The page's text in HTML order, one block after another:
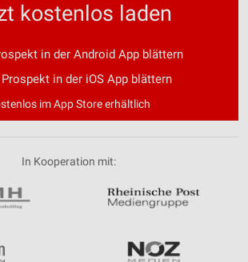
kostenlos laden
in der Android App blättern
in der iOS App blättern
im App Store erhältlich
In Kooperation mit: